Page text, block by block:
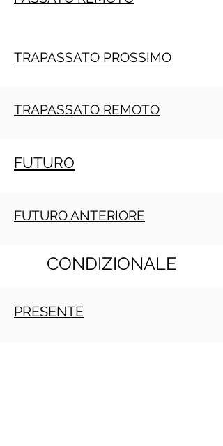
TRAPASSATO PROSSIMO
TRAPASSATO REMOTO
FUTURO
FUTURO ANTERIORE
CONDIZIONALE
PRESENTE